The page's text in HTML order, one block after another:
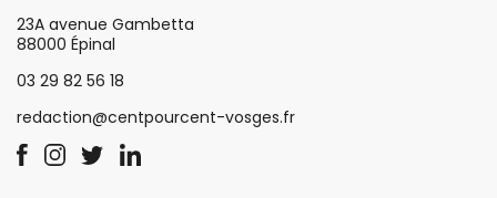
23A avenue Gambetta
88000 Épinal
03 29 82 56 18
redaction@centpourcent-vosges.fr